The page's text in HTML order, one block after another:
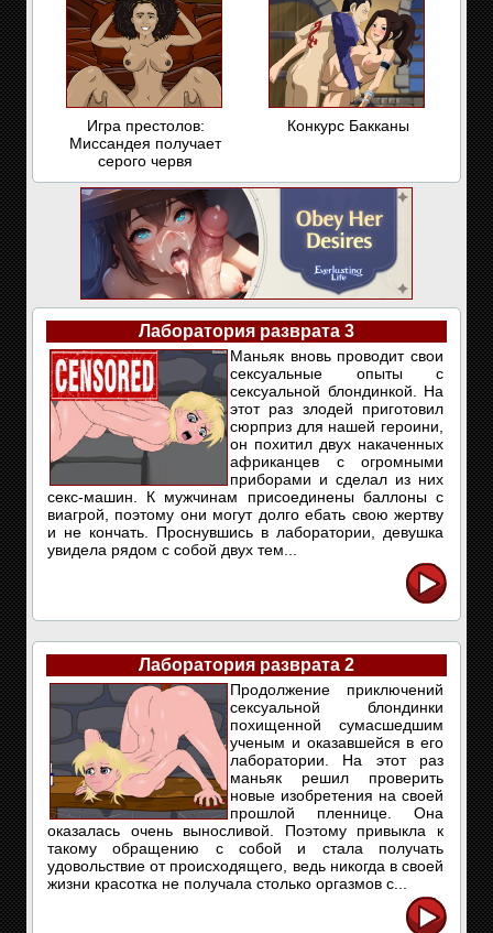
Игра престолов:
Миссандея получает
серого червя
Конкурс Бакканы
Лаборатория разврата 3
Маньяк вновь проводит свои
сексуальные опыты с
сексуальной блондинкой. На
этот раз злодей приготовил
сюрприз для нашей героини,
он похитил двух накаченных
африканцев с огромными
приборами и сделал из них
секс-машин. К мужчинам присоединены баллоны с
виагрой, поэтому они могут долго ебать свою жертву
и не кончать. Проснувшись в лаборатории, девушка
увидела рядом с собой двух тем...
Лаборатория разврата 2
Продолжение приключений
сексуальной блондинки
похищенной сумасшедшим
ученым и оказавшейся в его
лаборатории. На этот раз
маньяк решил проверить
новые изобретения на своей
прошлой пленнице. Она
оказалась очень выносливой. Поэтому привыкла к
такому обращению с собой и стала получать
удовольствие от происходящего, ведь никогда в своей
жизни красотка не получала столько оргазмов с...